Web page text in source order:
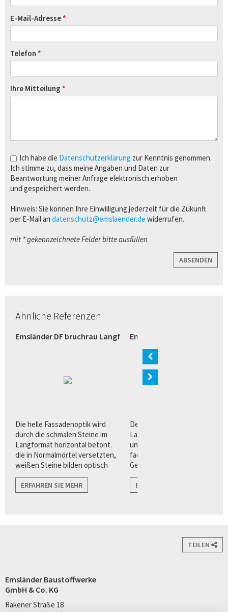
E-Mail-Adresse
Telefon
Ihre Mitteilung
Ich habe die Datenschutzerklärung zur Kenntnis genommen.
Ich stimme zu, dass meine Angaben und Daten zur
Beantwortung meiner Anfrage elektronisch erhoben
und gespeichert werden.
Hinweis: Sie können Ihre Einwilligung jederzeit für die Zukunft
per E-Mail an datenschutz@emslaender.de widerrufen.
mit * gekennzeichnete Felder bitte ausfüllen
ABSENDEN
Ähnliche Referenzen
(Bremen)
Emsländer DF bruchrau Langformat weiß (Verl)
Die helle Fassadenoptik wird
durch die schmalen Steine im
Langformat horizontal betont.
die in Normalmörtel versetzten,
weißen Steine bilden optisch
angrenzenden Flächen wie zu
Fenstern, und Türen.
ERFAHREN SIE MEHR
Emsländer Langformat
Der Quarzverblender im
Langformat bietet Architekten
und Planern eine Vielzahl von
facettenreichen
Gestaltungsvorteilen für eine
Fassadenarchitektur.
ERFAHREN SIE MEHR
TEILEN
Emsländer Baustoffwerke
GmbH & Co. KG
Rakener Straße 18